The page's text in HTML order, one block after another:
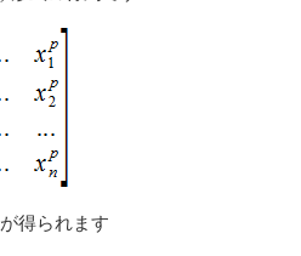
が得られます